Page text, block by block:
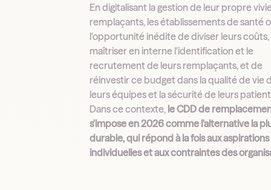
En digitalisant la gestion de leur propre
remplaçants, les établissements de santé
l'opportunité inédite de diviser leurs
maîtriser en interne l'identification et le
recrutement de leurs remplaçants, et de
réinvestir ce budget dans la qualité de vie
leurs équipes et la sécurité de leurs
Dans ce contexte, le CDD de
s'impose en 2026 comme l'alternative la
durable, qui répond à la fois aux aspirations
individuelles et aux contraintes des